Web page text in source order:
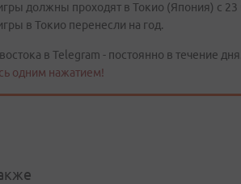
должны проходят в Токио (Япония) с 23
в Токио перенесли на год.
в Telegram - постоянно в течение дня.
одним нажатием!